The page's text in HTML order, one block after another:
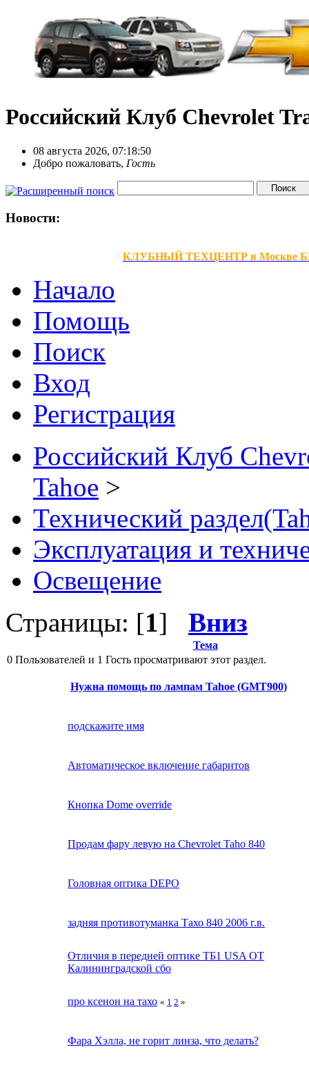
Российский Клуб Chevrolet
08 августа 2026, 07:18:50
Добро пожаловать, Гость
Новости:
КЛУБНЫЙ ТЕХЦЕНТР в Москве
Начало
Помощь
Поиск
Вход
Регистрация
Российский Клуб
Tahoe >
Технический
Эксплуатация и
Освещение
Страницы: [1] Вниз
Тема
0 Пользователей и 1 Гость просматривают этот раздел.
Нужна помощь по лампам Tahoe (GMT900)
подскажите имя
Автоматическое включение габаритов
Кнопка Dome override
Продам фару левую на Chevrolet Taho 840
Головная оптика DEPO
задняя противотуманка Тахо 840 2006 г.в.
Отличия в передней оптике ТБ1 USA ОТ
Калининградской сбо
про ксенон на тахо « 1 2 »
Фара Хэлла, не горит линза, что делать?